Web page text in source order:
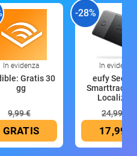
In evidenza
Gratis 30
gg
9,99 €
GRATIS
-28%
In evidenza
eufy
Smarttrack
Localizzat
24,99 €
17,99 €